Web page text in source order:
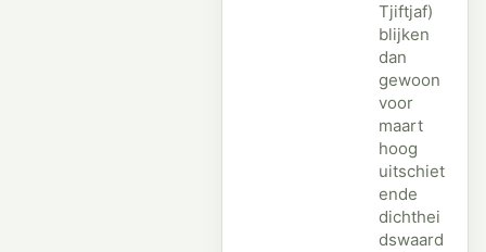
Tjiftjaf)
blijken
dan
gewoon
voor
maart
hoog
uitschiet
ende
dichthei
dswaard